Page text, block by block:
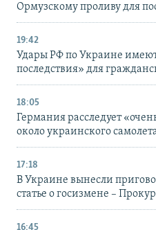
Ормузскому проливу для
19:42
Удары РФ по Украине
последствия» для
18:05
Германия расследует
около украинского
17:18
В Украине вынесли
статье о госизмене –
16:45